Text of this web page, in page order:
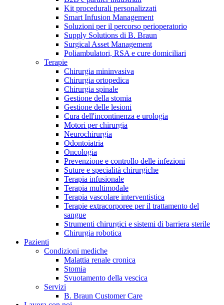
Catalogo prodotti
Trova il prodotto che stai cercando. Visita il catalogo B.
Braun con il nostro portfolio completo.
Hai domande o richieste? Scrivici per entrare subito in
contatto con un nostro referente.
Kit procedurali personalizzati
Smart Infusion Management
Soluzioni per il percorso perioperatorio
Supply Solutions di B. Braun
Surgical Asset Management
Poliambulatori, RSA e cure domiciliari
Terapie
Chirurgia mininvasiva
Chirurgia ortopedica
Chirurgia spinale
Gestione della stomia
Gestione delle lesioni
Cura dell'incontinenza e urologia
Motori per chirurgia
Neurochirurgia
Odontoiatria
Oncologia
Prevenzione e controllo delle infezioni
Suture e specialità chirurgiche
Terapia infusionale
Terapia multimodale
Terapia vascolare interventistica
Terapie extracorporee per il trattamento del
sangue
Strumenti chirurgici e sistemi di barriera sterile
Chirurgia robotica
Pazienti
Condizioni mediche
Malattia renale cronica
Stomia
Svuotamento della vescica
Servizi
B. Braun Customer Care